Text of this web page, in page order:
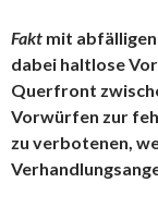
Fakt mit
dabei haltlose
Querfront
Vorwürfen zur
zu verbotenen,